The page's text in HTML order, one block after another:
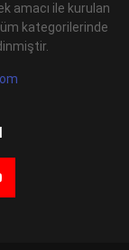
amacı ile kurulan
kategorilerinde